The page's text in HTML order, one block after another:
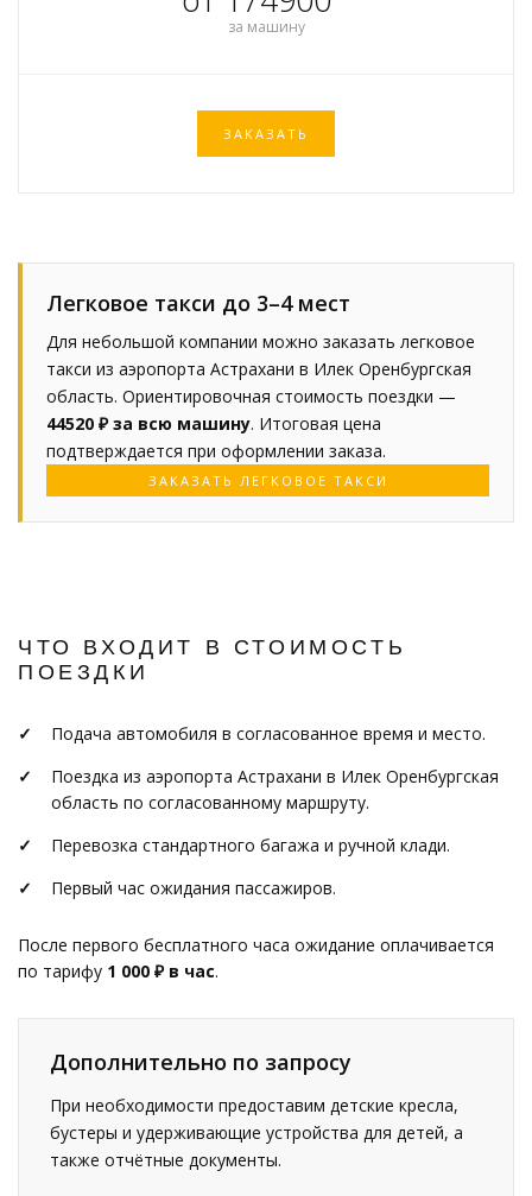
за машину
ЗАКАЗАТЬ
Легковое такси до 3–4 мест
Для небольшой компании можно заказать легковое
такси из аэропорта Астрахани в Илек Оренбургская
область. Ориентировочная стоимость поездки —
44520 ₽ за всю машину. Итоговая цена
подтверждается при оформлении заказа.
ЗАКАЗАТЬ ЛЕГКОВОЕ ТАКСИ
ЧТО ВХОДИТ В СТОИМОСТЬ
ПОЕЗДКИ
Подача автомобиля в согласованное время и место.
Поездка из аэропорта Астрахани в Илек Оренбургская
область по согласованному маршруту.
Перевозка стандартного багажа и ручной клади.
Первый час ожидания пассажиров.
После первого бесплатного часа ожидание оплачивается
по тарифу 1 000 ₽ в час.
Дополнительно по запросу
При необходимости предоставим детские кресла,
бустеры и удерживающие устройства для детей, а
также отчётные документы.